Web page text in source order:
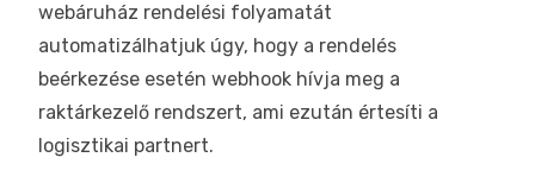
webáruház rendelési folyamatát
automatizálhatjuk úgy, hogy a rendelés
beérkezése esetén webhook hívja meg a
raktárkezelő rendszert, ami ezután értesíti a
logisztikai partnert.